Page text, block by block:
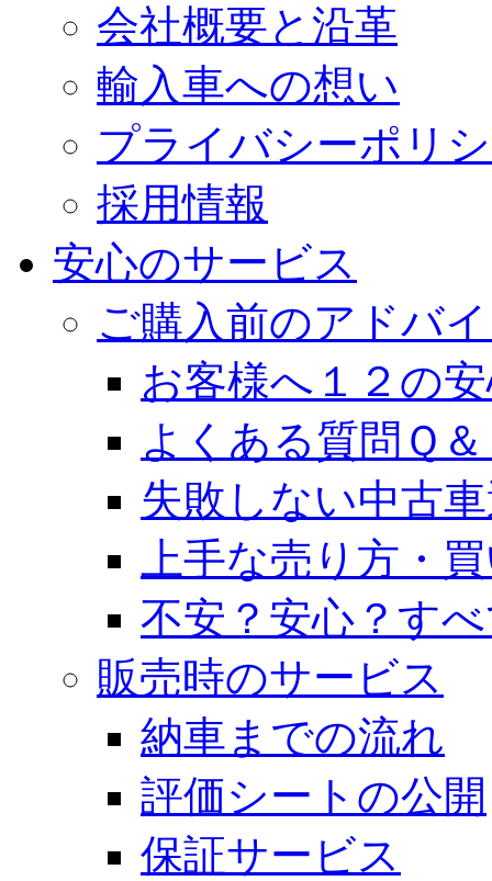
会社概要と沿革
輸入車への想い
プライバシーポリ
採用情報
安心のサービス
ご購入前のアドバ
お客様へ１２の
よくある質問Ｑ
失敗しない中古
上手な売り方・
不安？安心？す
販売時のサービス
納車までの流れ
評価シートの公開
保証サービス